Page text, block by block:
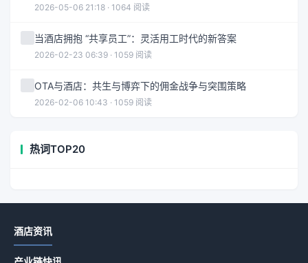
2026-05-06 21:18 · 1064 阅读
当酒店拥抱 “共享员工”：灵活用工时代的新答案
2026-02-23 06:39 · 1059 阅读
OTA与酒店：共生与博弈下的佣金战争与突围策略
2026-02-06 10:43 · 1059 阅读
热词TOP20
酒店资讯